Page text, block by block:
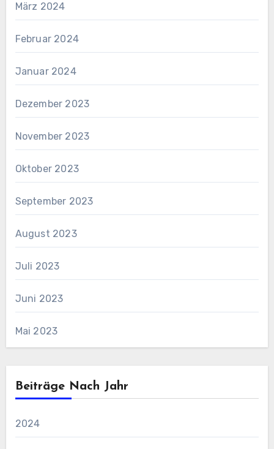
März 2024
Februar 2024
Januar 2024
Dezember 2023
November 2023
Oktober 2023
September 2023
August 2023
Juli 2023
Juni 2023
Mai 2023
Beiträge Nach Jahr
2024